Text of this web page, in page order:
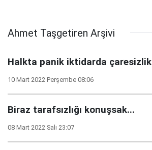
Ahmet Taşgetiren Arşivi
Halkta panik iktidarda çaresizlik
10 Mart 2022 Perşembe 08:06
Biraz tarafsızlığı konuşsak...
08 Mart 2022 Salı 23:07